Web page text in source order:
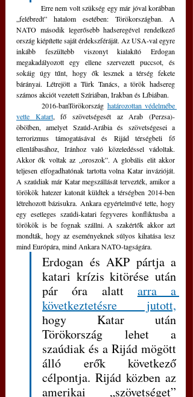
„felébredt” hatalom esetében: Törökországban. A
NATO második legerősebb hadseregével rendelkező
ország kiépítette saját érdekszféráját. Az USA-val egyre
inkább feszültebb viszonyt kialakító Erdogan
megakadályozott egy ellene szervezett puccsot, és
sokáig úgy tűnt, hogy ők lesznek a térség fekete
bárányai. Létrejött a Türk Tanács, a török hadsereg
számos akciót vezetett Szíriában, Irakban és Líbiában.
	2016-banTörökország
határozottan védelmébe
vette Katart, fő szövetségesét az Arab (Perzsa)-
öbölben, amelyet Szaúd-Arábia és szövetségesei a
terrorizmus támogatásával és Rijád térségbeli fő
ellenlábasához, Iránhoz való közeledéssel vádoltak.
Akkor ők voltak az „oroszok”. A globális elit akkor
teljesen elfogadhatónak tartotta volna Katar invázióját.
A szaúdiak már Katar megszállását tervezték, amikor a
törökök hatezer katonát küldtek a térségben 2014-ben
létrehozott bázisukra. Ankara egyértelművé tette, hogy
egy esetleges szaúdi-katari fegyveres konfliktusba a
törökök is be fognak szállni. A szakértők akkor azt
mondták, hogy az eseményeknek súlyos kihatása lesz
mind Európára, mind Ankara NATO-tagságára.
Erdogan és AKP pártja a
katari krízis kitörése után
pár óra alatt arra a
következtetésre jutott,
hogy Katar után
Törökország lehet a
szaúdiak és a Rijád mögött
álló erők következő
célpontja. Rijád közben az
amerikai „szövetséget”